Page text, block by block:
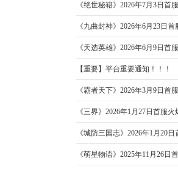
《绝世秘籍》2026年7月3日首
《九曲封神》2026年6月23日
《天选英雄》2026年6月9日首
【重要】平台重要通知！！！
《霸者天下》2026年3月9日首
《三界》2026年1月27日首服火
《城防三国志》2026年1月20
《萌星物语》2025年11月26日